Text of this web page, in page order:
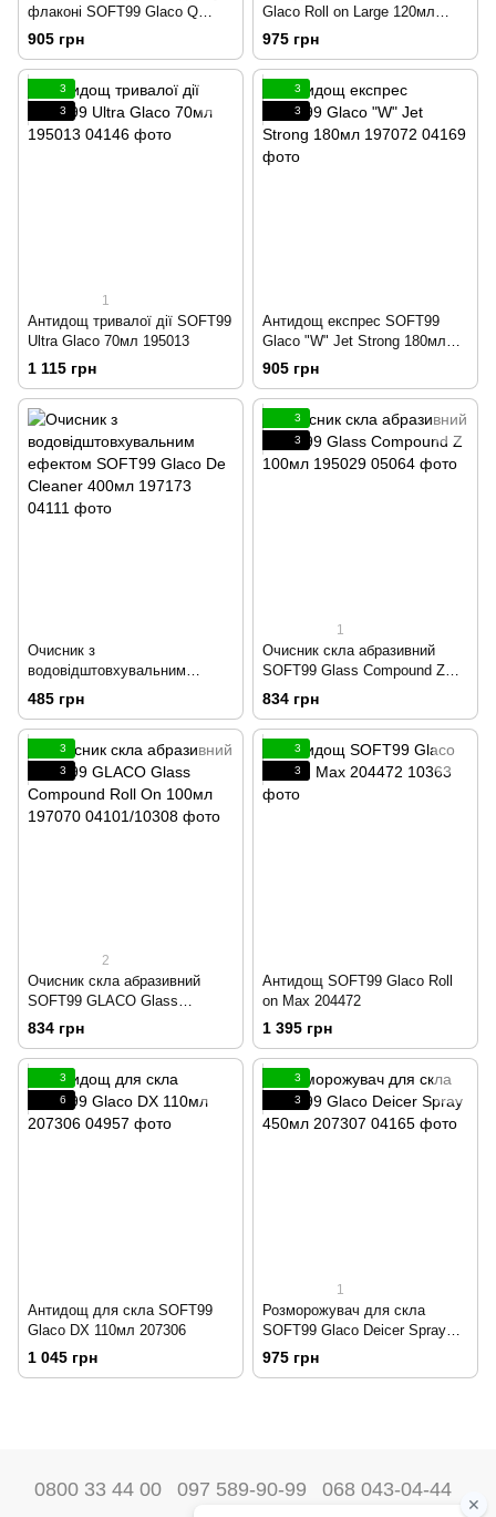
флаконі SOFT99 Glaco Q
70мл 197177
905 грн
Glaco Roll on Large 120мл
197071
975 грн
3
3
1
Антидощ тривалої дії SOFT99
Ultra Glaco 70мл 195013
1 115 грн
3
3
Антидощ експрес SOFT99
Glaco "W" Jet Strong 180мл
197072
905 грн
Очисник з
водовідштовхувальним
ефектом SOFT99 Glaco De
Cleaner 400мл 197173
485 грн
3
3
1
Очисник скла абразивний
SOFT99 Glass Compound Z
100мл 195029
834 грн
3
3
2
Очисник скла абразивний
SOFT99 GLACO Glass
Compound Roll On 100мл
197070
834 грн
3
3
Антидощ SOFT99 Glaco Roll
on Max 204472
1 395 грн
3
6
Антидощ для скла SOFT99
Glaco DX 110мл 207306
1 045 грн
3
3
1
Розморожувач для скла
SOFT99 Glaco Deicer Spray
450мл 207307
975 грн
0800 33 44 00 097 589-90-99 068 043-04-44